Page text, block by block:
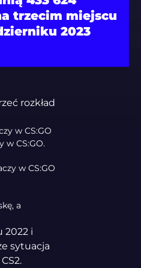
trzecim miejscu
2023
rozkład
w CS:GO
w CS:GO.
w CS:GO
a
2022 i
sytuacja